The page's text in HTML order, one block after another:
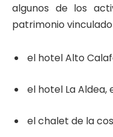
algunos de los
patrimonio
el hotel Alto
el hotel La Aldea,
el chalet de la